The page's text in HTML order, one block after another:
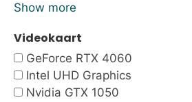
Show more
Videokaart
GeForce RTX 4060
Intel UHD Graphics
Nvidia GTX 1050